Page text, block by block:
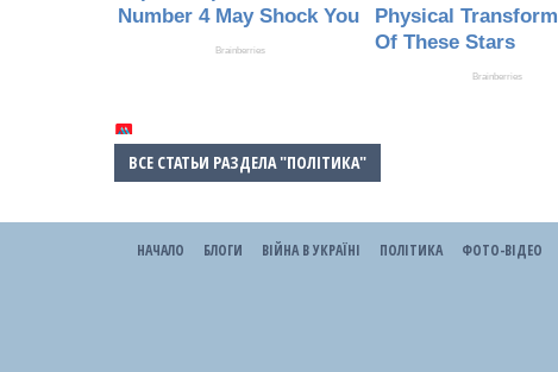
ВСЕ СТАТЬИ РАЗДЕЛА "ПОЛІТИКА"
НАЧАЛО БЛОГИ ВІЙНА В УКРАЇНІ ПОЛІТИКА ФОТО-ВІДЕО